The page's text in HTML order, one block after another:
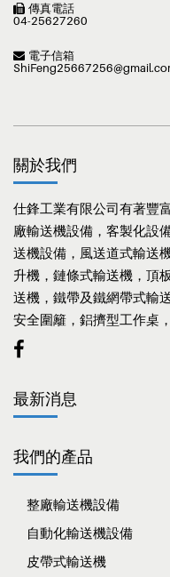
傳真電話
04-25627260
電子信箱
關於我們
仕鋒工業有限公司有著豐
廠輸送機設備，客製化設
送機設備，風送道式輸送
升機，鏈條式輸送機，頂
送機，鐵帶及鐵網帶式輸
安全圍籬，鋁擠型工作桌
最新消息
我們的產品
整廠輸送機設備
自動化輸送機設備
皮帶式輸送機